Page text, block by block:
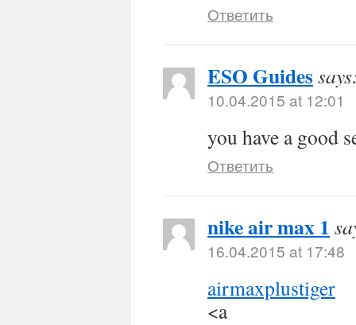
Ответить
ESO Guides
10.04.2015 at 12:01
you have a good
Ответить
nike air max 1
16.04.2015 at 17:48
airmaxplustiger
<a